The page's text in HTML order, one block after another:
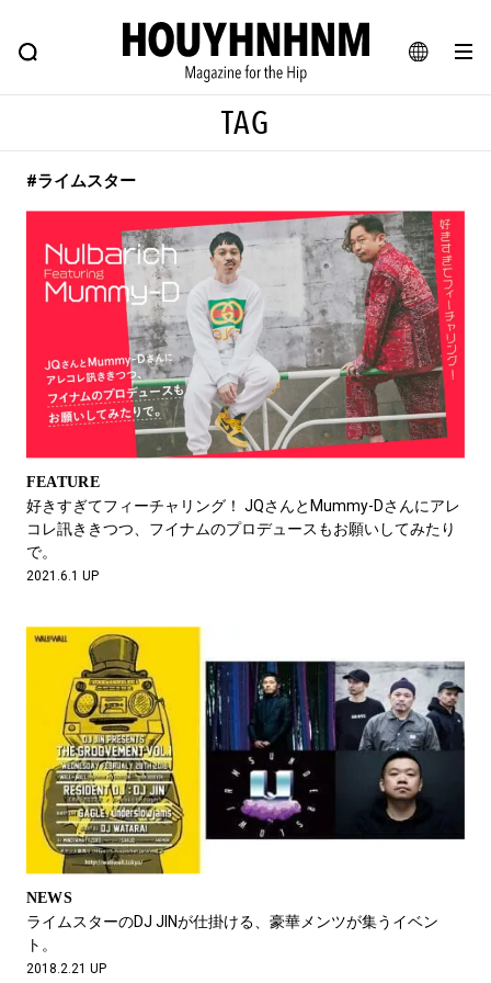
JA
FEATURE BLOG SNAP
ヒップなファッション、カルチャー、ライフスタイルWEBマガジン
#注目のタグ
#SHOPPING ADDICT #憧れの逸品
#ESSENTIAL DESIGNS #古着サミット
#NEW VINTAGE #マイナーグッド図鑑
#路地裏てぃーん。 #MONTHLY JOURNAL
#GH 銘品の所以 #フイナムのYouTube
#Commune H #FOCUS IT #AH.H
#ととけん #FASHION #MUSIC #MOVIE
#LIFESTYLE
#SPORTS #HANDSOME HANDBOOK
TAG
#ライムスター
FEATURE
好きすぎてフィーチャリング！ JQさんとMummy-Dさんにアレ
コレ訊ききつつ、フイナムのプロデュースもお願いしてみたり
で。
2021.6.1 UP
NEWS
ライムスターのDJ JINが仕掛ける、豪華メンツが集うイベン
ト。
2018.2.21 UP